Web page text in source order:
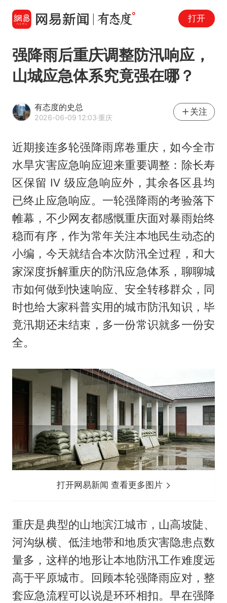
打开
强降雨后重庆调整防汛响应，
山城应急体系究竟强在哪？
有态度的史总
2026-06-09 12:03·重庆
关注
近期接连多轮强降雨席卷重庆，如今全市
水旱灾害应急响应迎来重要调整：除长寿
区保留 Ⅳ 级应急响应外，其余各区县均
已终止应急响应。一轮强降雨的考验落下
帷幕，不少网友都感慨重庆面对暴雨始终
稳而有序，作为常年关注本地民生动态的
小编，今天就结合本次防汛全过程，和大
家深度拆解重庆的防汛应急体系，聊聊城
市如何做到快速响应、安全转移群众，同
时也给大家科普实用的城市防汛知识，毕
竟汛期还未结束，多一份常识就多一份安
全。
打开网易新闻 查看更多图片
重庆是典型的山地滨江城市，山高坡陡、
河沟纵横、低洼地带和地质灾害隐患点数
量多，这样的地形让本地防汛工作难度远
高于平原城市。回顾本轮强降雨应对，整
套应急流程可以说是环环相扣。早在强降